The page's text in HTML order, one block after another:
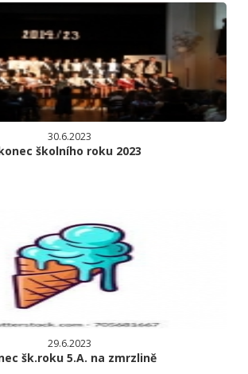
30.6.2023
školního roku 2023
29.6.2023
šk.roku 5.A. na zmrzlině